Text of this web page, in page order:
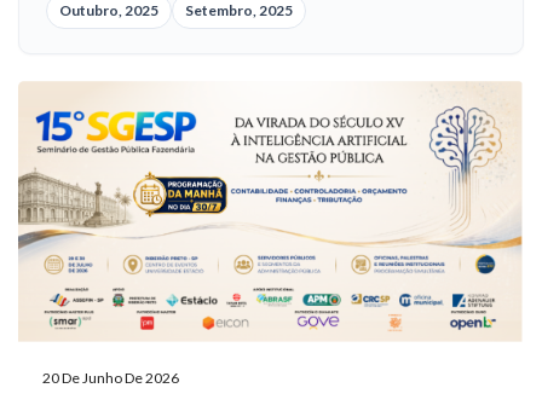
Outubro, 2025
Setembro, 2025
20 De Junho De 2026